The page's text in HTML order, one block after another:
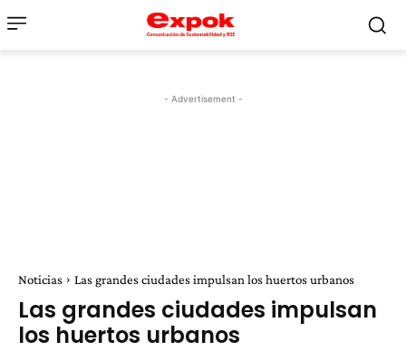
- Advertisement -
Noticias Las grandes ciudades impulsan los huertos urbanos
Las grandes ciudades impulsan
los huertos urbanos